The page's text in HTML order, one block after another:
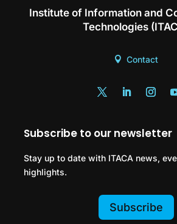
Institute of Information and
Technologies
Contact
Subscribe to our newsletter
Stay up to date with ITACA news,
highlights.
Subscribe